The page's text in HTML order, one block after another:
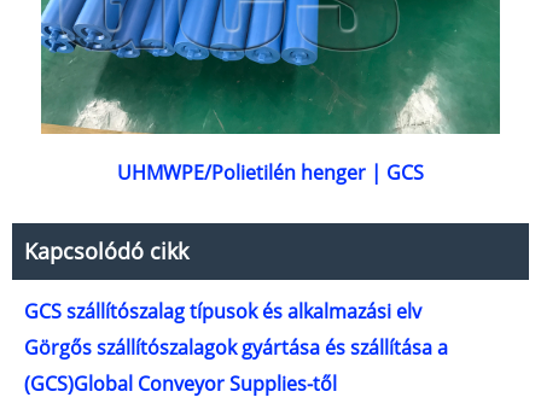
UHMWPE/Polietilén henger | GCS
Kapcsolódó cikk
GCS szállítószalag típusok és alkalmazási elv
Görgős szállítószalagok gyártása és szállítása a
(GCS)Global Conveyor Supplies-től